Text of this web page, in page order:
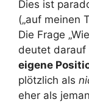
Dies ist
(„auf meinen
Die Frage
deutet darauf
eigene
plötzlich als
eher als